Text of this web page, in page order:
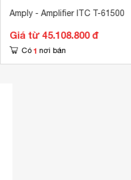
Amply - Amplifier ITC T-61500
Giá từ 45.108.800 đ
Có 1 nơi bán